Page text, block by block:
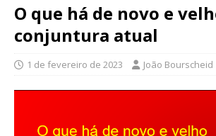
O que há de novo e
conjuntura atual
1 de fevereiro de 2023 João Bourscheid